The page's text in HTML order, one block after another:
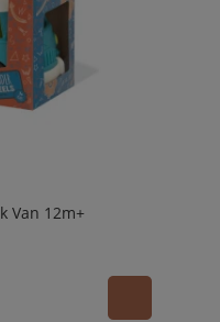
Van 12m+